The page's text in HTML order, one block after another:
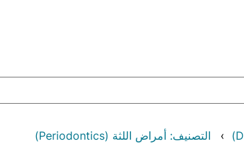
التصنيف: أمراض اللثة (Periodontics)